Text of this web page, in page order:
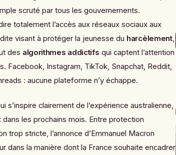
scruté par tous les gouvernements.
totalement l’accès aux réseaux sociaux aux
visant à protéger la jeunesse du harcèlement,
des algorithmes addictifs qui captent l’attention
Facebook, Instagram, TikTok, Snapchat, Reddit,
: aucune plateforme n’y échappe.
clairement de l’expérience australienne,
les prochains mois. Entre protection
trop stricte, l’annonce d’Emmanuel Macron
dans la manière dont la France souhaite encadrer